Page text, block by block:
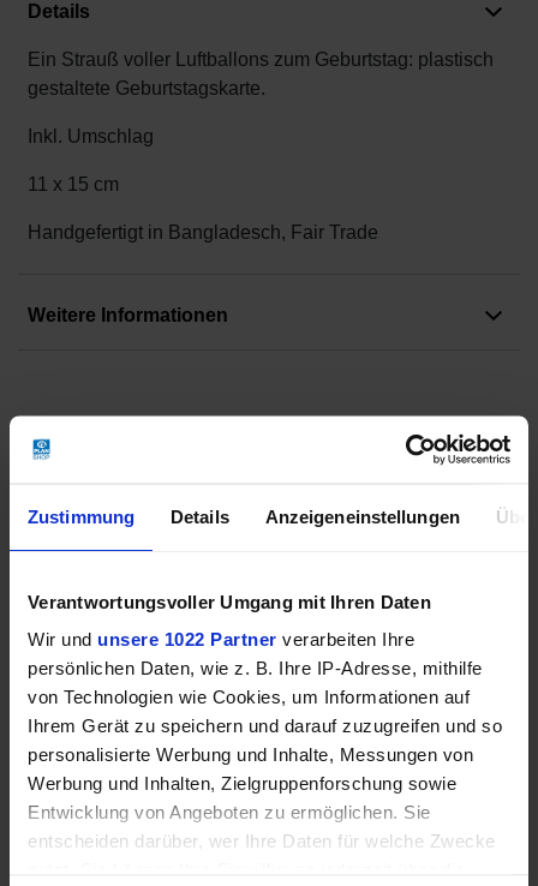
Zustimmung Details Anzeigeneinstellungen
Verantwortungsvoller Umgang mit Ihren Daten
Wir und unsere 1022 Partner verarbeiten Ihre
persönlichen Daten, wie z. B. Ihre IP-Adresse, mithilfe
von Technologien wie Cookies, um Informationen auf
Ihrem Gerät zu speichern und darauf zuzugreifen und so
personalisierte Werbung und Inhalte, Messungen von
Werbung und Inhalten, Zielgruppenforschung sowie
Entwicklung von Angeboten zu ermöglichen. Sie
entscheiden darüber, wer Ihre Daten für welche Zwecke
Details
Ein Strauß voller Luftballons zum Geburtstag: plastisch
gestaltete Geburtstagskarte.
Inkl. Umschlag
11 x 15 cm
Handgefertigt in Bangladesch, Fair Trade
Weitere Informationen